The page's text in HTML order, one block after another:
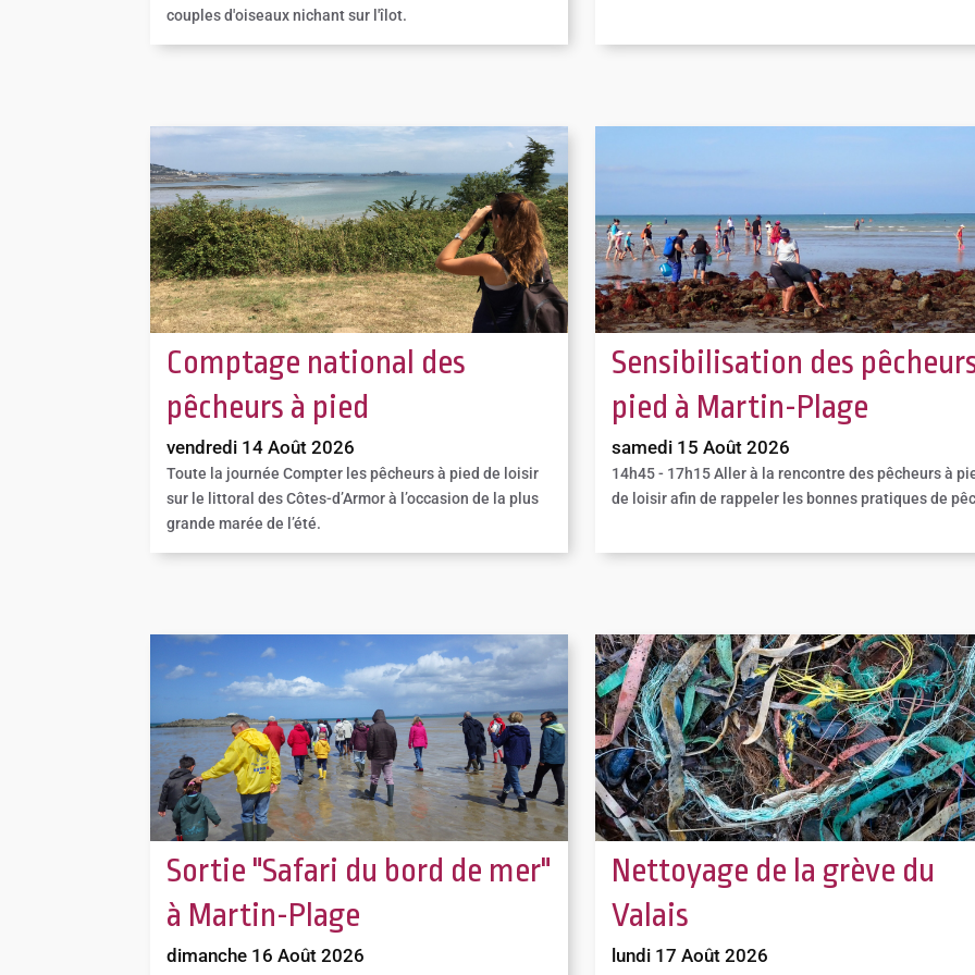
couples d'oiseaux nichant sur l'îlot.
Comptage national des
pêcheurs à pied
vendredi 14 Août 2026
Toute la journée Compter les pêcheurs à pied de loisir
sur le littoral des Côtes-d’Armor à l’occasion de la plus
grande marée de l’été.
Sensibilisation des
pied à Martin-Plage
samedi 15 Août 2026
14h45 - 17h15Aller à la rencontre des pêcheurs à
de loisir afin de rappeler les bonnes pratiques de
Sortie "Safari du bord de mer"
à Martin-Plage
dimanche 16 Août 2026
Nettoyage de la grève du
Valais
lundi 17 Août 2026